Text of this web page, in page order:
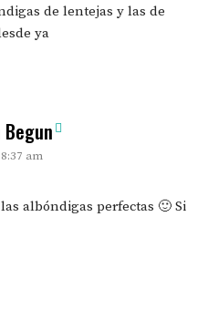
de lentejas y las de
ya
am
albóndigas perfectas 🙂 Si